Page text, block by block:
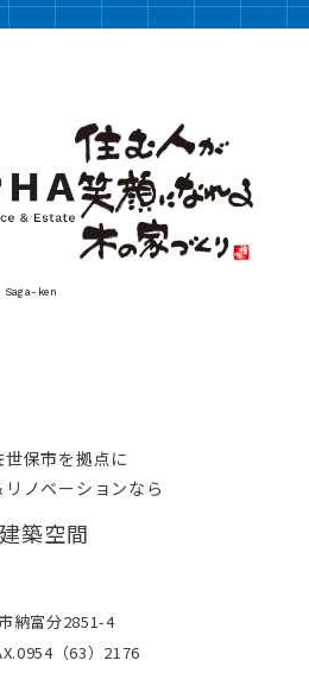
ken
保市を拠点に
ノベーションなら
築空間
納富分2851-4
（63）2176